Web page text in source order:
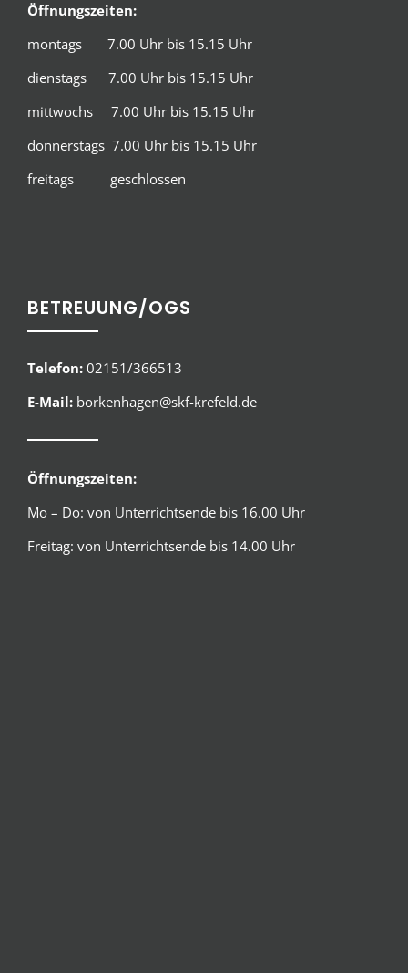
Öffnungszeiten:
montags 7.00 Uhr bis 15.15 Uhr
dienstags 7.00 Uhr bis 15.15 Uhr
mittwochs 7.00 Uhr bis 15.15 Uhr
donnerstags 7.00 Uhr bis 15.15 Uhr
freitags geschlossen
BETREUUNG/OGS
Telefon: 02151/366513
E-Mail: borkenhagen@skf-krefeld.de
Öffnungszeiten:
Mo – Do: von Unterrichtsende bis 16.00 Uhr
Freitag: von Unterrichtsende bis 14.00 Uhr